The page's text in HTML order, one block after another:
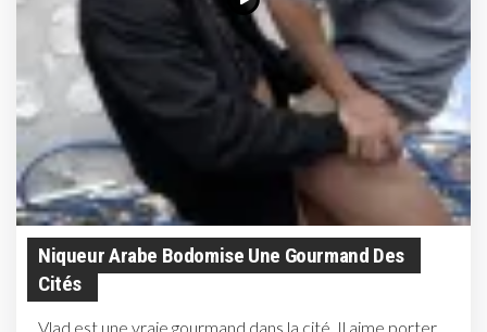
Niqueur Arabe Bodomise Une Gourmand Des
Cités
Vlad est une vraie gourmand dans la cité. Il aime porter